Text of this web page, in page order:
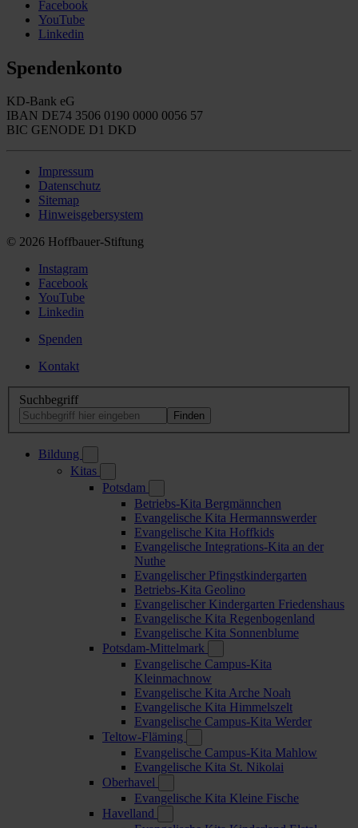
Facebook
YouTube
Linkedin
Spendenkonto
KD-Bank eG
IBAN DE74 3506 0190 0000 0056 57
BIC GENODE D1 DKD
Impressum
Datenschutz
Sitemap
Hinweisgebersystem
© 2026 Hoffbauer-Stiftung
Instagram
Facebook
YouTube
Linkedin
Spenden
Kontakt
Suchbegriff
Bildung
Kitas
Potsdam
Betriebs-Kita Bergmännchen
Evangelische Kita Hermannswerder
Evangelische Kita Hoffkids
Evangelische Integrations-Kita an der
Nuthe
Evangelischer Pfingstkindergarten
Betriebs-Kita Geolino
Evangelischer Kindergarten Friedenshaus
Evangelische Kita Regenbogenland
Evangelische Kita Sonnenblume
Potsdam-Mittelmark
Evangelische Campus-Kita
Kleinmachnow
Evangelische Kita Arche Noah
Evangelische Kita Himmelszelt
Evangelische Campus-Kita Werder
Teltow-Fläming
Evangelische Campus-Kita Mahlow
Evangelische Kita St. Nikolai
Oberhavel
Evangelische Kita Kleine Fische
Havelland